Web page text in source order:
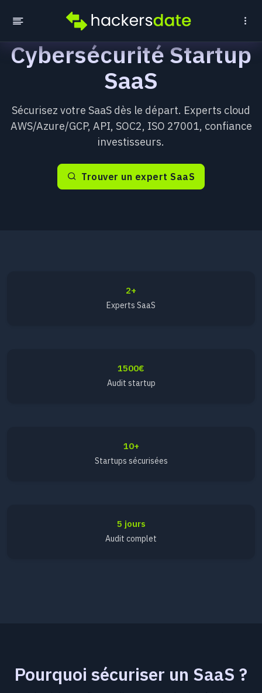
Cybersécurité Startup
SaaS
Sécurisez votre SaaS dès le départ. Experts cloud
AWS/Azure/GCP, API, SOC2, ISO 27001, confiance
investisseurs.
Trouver un expert SaaS
2+
Experts SaaS
1500€
Audit startup
10+
Startups sécurisées
5 jours
Audit complet
Pourquoi sécuriser un SaaS ?